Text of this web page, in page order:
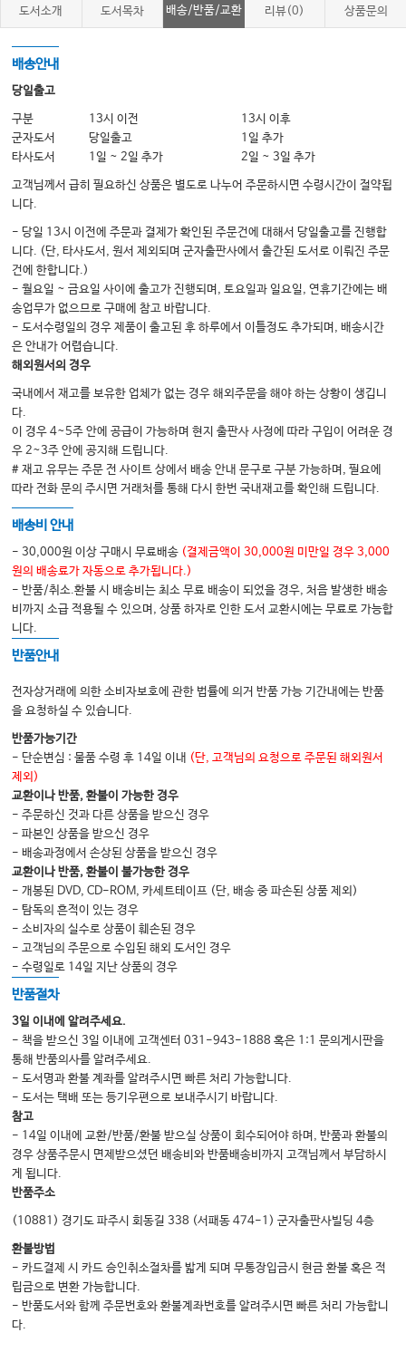
06 아나필락시스와 급성 알레르기 반응 • 161
07 산-염기장애 • 171
08 혈액 가스 분석 • 184
09 수액 및 전해질 요법 • 198
10 심장리듬 장애 • 211
12 혈압상승제와 심근수축제 • 278
13 성인호흡곤란증후군(ARDS) • 283
04 응급 술기
01 기도관리 및 기관삽관 • 289
02 외과적 기도관리 • 309
03 침습적 및 비침습적 기계환기 • 316
04 정맥로 확보 • 329
05 혈역학적 감시 • 339
06 심박조율 및 삽입형 제세동기 • 351
07 고압산소치료 • 359
05 순환기 응급
01 흉통 • 367
02 급성심장동맥증후군 • 376
03 가능성이 낮은 급성 심장동맥증후군 • 403
04 실신 • 409
05 심부전과 급성폐부종 • 419
06 판막응급 • 433
08 폐색전증 • 454
09 고혈압 • 464
10 대동맥 박리와 동맥류 • 471
11 혈전성 정맥염과 폐쇄성 동맥 질환 • 476
12 비침습적인 심장 영상검사 • 491
06 호흡기 응급
01 주요 호흡기 증상 및 징후 • 507
02 객혈 • 518
03 급성 기관지염과 상기도 감염 • 523
04 폐렴과 폐침윤 • 529
07 자연성 및 의인성 기흉 • 559
08 급성 천식 • 566
09 만성폐쇄폐질환 • 574
07 소화기 응급
01 급성 복통 • 585
04 식도 응급 및 이물질 삼킴 • 614
05 소화성 궤양 질환 및 위염 • 627
06 충수돌기염 • 633
도서소개 도서목차 배송/반품/교환 리뷰(0) 상품문의
배송안내
당일출고
구분 13시 이전
13시 이후
군자도서
당일출고
1일 추가
타사도서
1일 ~ 2일 추가 2일 ~ 3일 추가
고객님께서 급히 필요하신 상품은 별도로 나누어 주문하시면 수령시간이 절약됩
니다.
- 당일 13시 이전에 주문과 결제가 확인된 주문건에 대해서 당일출고를 진행합
니다. (단, 타사도서, 원서 제외되며 군자출판사에서 출간된 도서로 이뤄진 주문
건에 한합니다.)
- 월요일 ~ 금요일 사이에 출고가 진행되며, 토요일과 일요일, 연휴기간에는 배
송업무가 없으므로 구매에 참고 바랍니다.
- 도서수령일의 경우 제품이 출고된 후 하루에서 이틀정도 추가되며, 배송시간
은 안내가 어렵습니다.
해외원서의 경우
국내에서 재고를 보유한 업체가 없는 경우 해외주문을 해야 하는 상황이 생깁니
다.
이 경우 4~5주 안에 공급이 가능하며 현지 출판사 사정에 따라 구입이 어려운 경
우 2~3주 안에 공지해 드립니다.
# 재고 유무는 주문 전 사이트 상에서 배송 안내 문구로 구분 가능하며, 필요에
따라 전화 문의 주시면 거래처를 통해 다시 한번 국내재고를 확인해 드립니다.
배송비 안내
- 30,000원 이상 구매시 무료배송 (결제금액이 30,000원 미만일 경우 3,000
원의 배송료가 자동으로 추가됩니다.)
- 반품/취소.환불 시 배송비는 최소 무료 배송이 되었을 경우, 처음 발생한 배송
비까지 소급 적용될 수 있으며, 상품 하자로 인한 도서 교환시에는 무료로 가능합
니다.
반품안내
전자상거래에 의한 소비자보호에 관한 법률에 의거 반품 가능 기간내에는 반품
을 요청하실 수 있습니다.
반품가능기간
- 단순변심 : 물품 수령 후 14일 이내 (단, 고객님의 요청으로 주문된 해외원서
제외)
교환이나 반품, 환불이 가능한 경우
- 주문하신 것과 다른 상품을 받으신 경우
- 파본인 상품을 받으신 경우
- 배송과정에서 손상된 상품을 받으신 경우
교환이나 반품, 환불이 불가능한 경우
- 개봉된 DVD, CD-ROM, 카세트테이프 (단, 배송 중 파손된 상품 제외)
- 탐독의 흔적이 있는 경우
- 소비자의 실수로 상품이 훼손된 경우
- 고객님의 주문으로 수입된 해외 도서인 경우
- 수령일로 14일 지난 상품의 경우
반품절차
3일 이내에 알려주세요.
- 책을 받으신 3일 이내에 고객센터 031-943-1888 혹은 1:1 문의게시판을
통해 반품의사를 알려주세요.
- 도서명과 환불 계좌를 알려주시면 빠른 처리 가능합니다.
- 도서는 택배 또는 등기우편으로 보내주시기 바랍니다.
참고
- 14일 이내에 교환/반품/환불 받으실 상품이 회수되어야 하며, 반품과 환불의
경우 상품주문시 면제받으셨던 배송비와 반품배송비까지 고객님께서 부담하시
게 됩니다.
반품주소
(10881) 경기도 파주시 회동길 338 (서패동 474-1) 군자출판사빌딩 4층
환불방법
- 카드결제 시 카드 승인취소절차를 밟게 되며 무통장입금시 현금 환불 혹은 적
립금으로 변환 가능합니다.
- 반품도서와 함께 주문번호와 환불계좌번호를 알려주시면 빠른 처리 가능합니
다.